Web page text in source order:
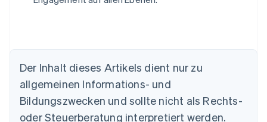
Der Inhalt dieses Artikels dient nur zu
allgemeinen Informations- und
Bildungszwecken und sollte nicht als Rechts-
oder Steuerberatung interpretiert werden.
English
Belgien
Nederlands Français Deutsch English
Brasilien
PortuguêsEnglish